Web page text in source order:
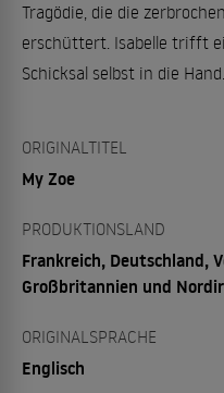
Tragödie, die die
erschüttert. Isabelle trifft
Schicksal selbst in die Hand.
ORIGINALTITEL
My Zoe
PRODUKTIONSLAND
Frankreich, Deutschland,
Großbritannien und
ORIGINALSPRACHE
Englisch